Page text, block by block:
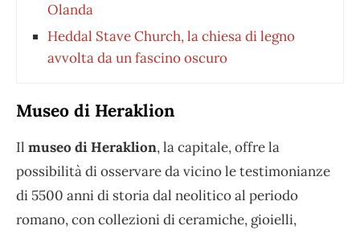
Olanda
Heddal Stave Church, la chiesa di legno
avvolta da un fascino oscuro
Museo di Heraklion
Il museo di Heraklion, la capitale, offre la
possibilità di osservare da vicino le testimonianze
di 5500 anni di storia dal neolitico al periodo
romano, con collezioni di ceramiche, gioielli,